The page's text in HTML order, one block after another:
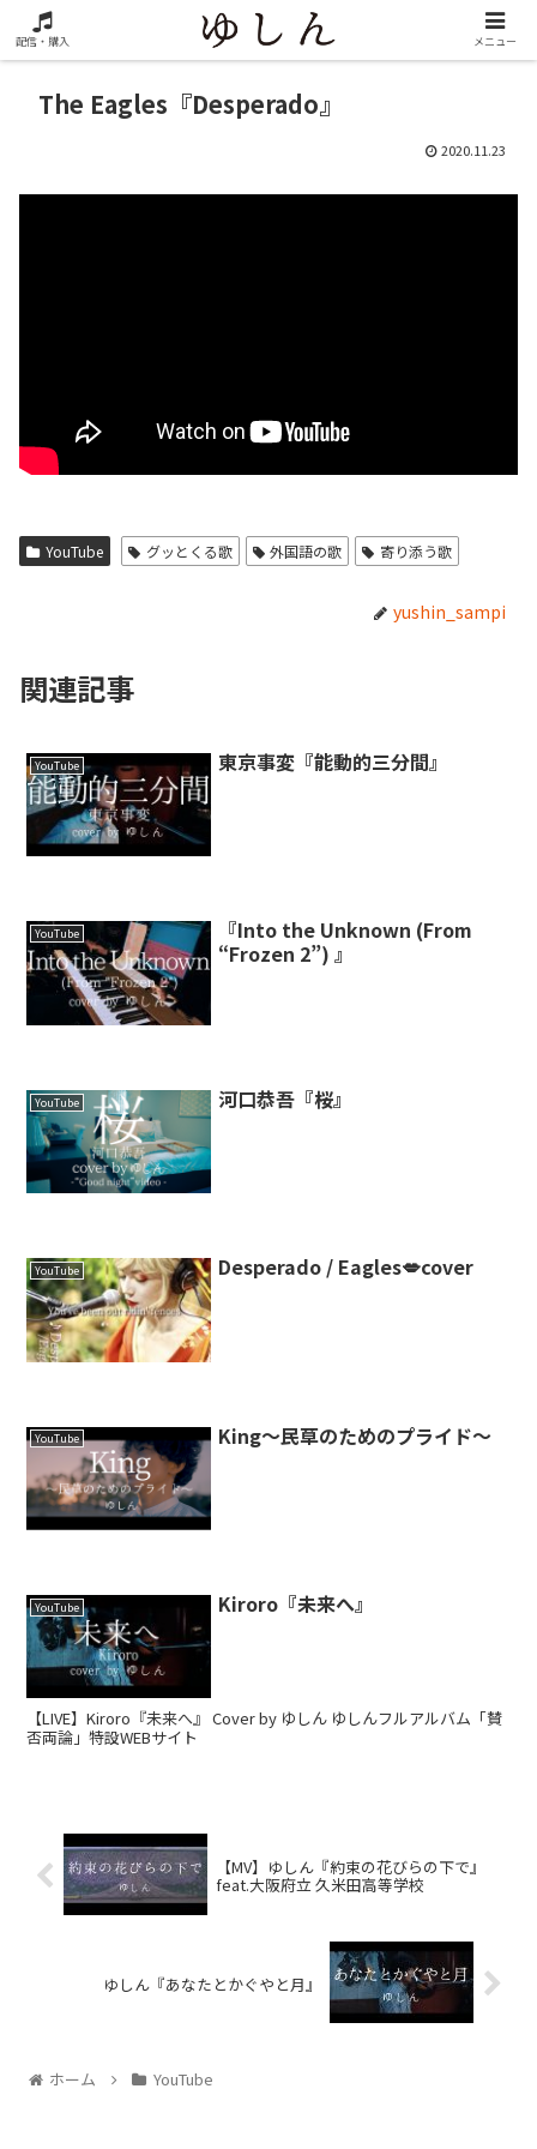
The Eagles『Desperado』
2020.11.23
YouTube グッとくる歌 外国語の歌 寄り添う歌
yushin_sampi
関連記事
YouTube 東京事変『能動的三分間』
YouTube
『Into the Unknown (From
“Frozen 2”) 』
YouTube 河口恭吾『桜』
YouTube Desperado / Eagles💋cover
YouTube King～民草のためのプライド～
YouTube Kiroro『未来へ』
【LIVE】Kiroro『未来へ』 Cover by ゆしん ゆしんフルアルバム「賛
否両論」特設WEBサイト
【MV】ゆしん『約束の花びらの下で』
feat.大阪府立 久米田高等学校
ゆしん『あなたとかぐやと月』
ホーム YouTube
配信・購入 メニュー